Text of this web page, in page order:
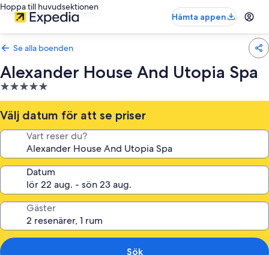
Hoppa till huvudsektionen
Hämta appen
Se alla boenden
Alexander House And Utopia Spa
5.0-
stjärnigt
boende
Välj datum för att se priser
Vart reser du?
Datum
Gäster
Sök